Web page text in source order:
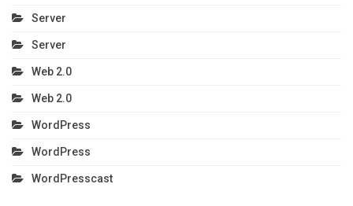
Server
Server
Web 2.0
Web 2.0
WordPress
WordPress
WordPresscast